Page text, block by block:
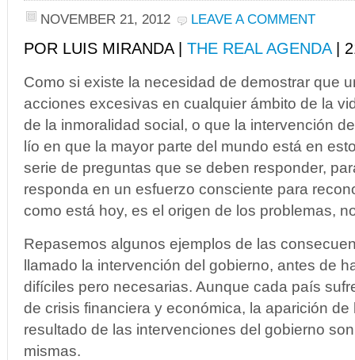
NOVEMBER 21, 2012 LEAVE A COMMENT
POR LUIS MIRANDA | THE REAL AGENDA|
Como si existe la necesidad de demostrar que
acciones excesivas en cualquier ámbito de la
de la inmoralidad social, o que la intervención
lío en que la mayor parte del mundo está en
serie de preguntas que se deben responder,
responda en un esfuerzo consciente para
como está hoy, es el origen de los problemas,
Repasemos algunos ejemplos de las
llamado la intervención del gobierno, antes de
difíciles pero necesarias. Aunque cada país
de crisis financiera y económica, la aparición
resultado de las intervenciones del gobierno
mismas.